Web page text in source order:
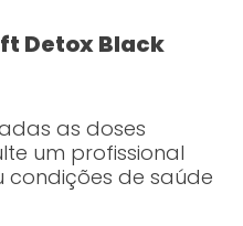
Detox Black
as doses
um profissional
de saúde